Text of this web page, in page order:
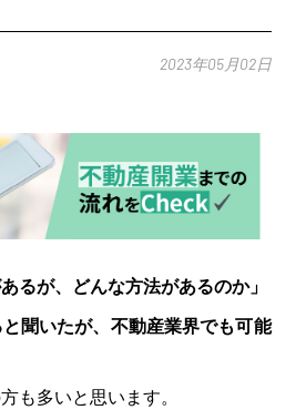
2023年05月02日
るが、どんな方法があるのか」
と聞いたが、不動産業界でも可能
も多いと思います。